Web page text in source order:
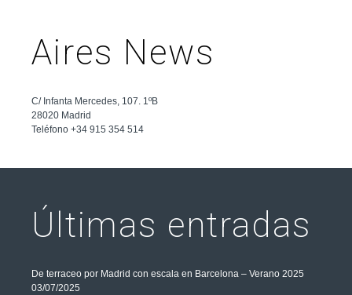
Aires News
C/ Infanta Mercedes, 107. 1ºB
28020 Madrid
Teléfono +34 915 354 514
Últimas entradas
De terraceo por Madrid con escala en Barcelona – Verano 2025
03/07/2025